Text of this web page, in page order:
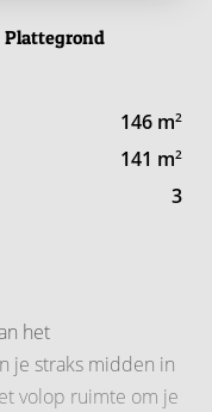
Plattegrond
146 m2
141 m2
3
het
je straks midden in
volop ruimte om je